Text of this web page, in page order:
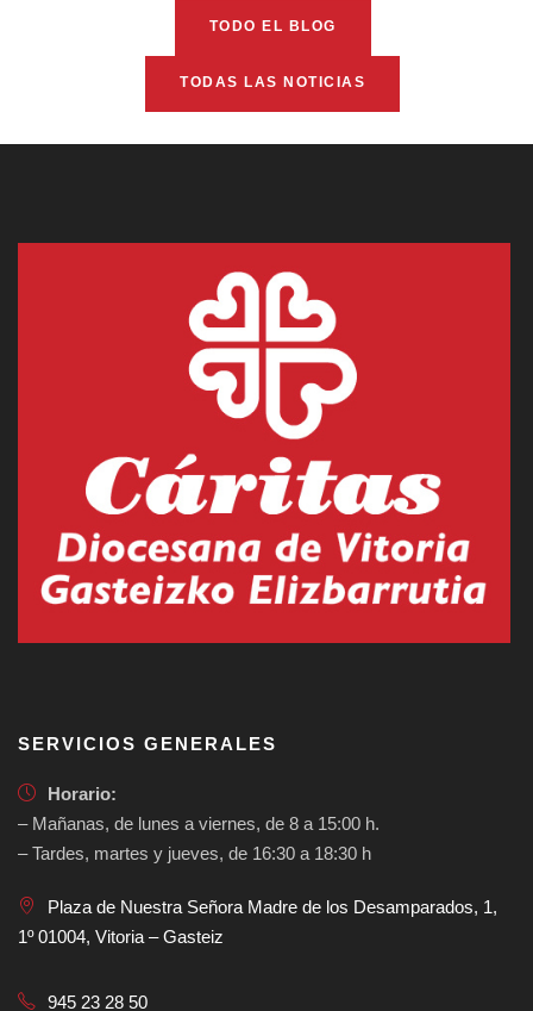
TODO EL BLOG
TODAS LAS NOTICIAS
SERVICIOS GENERALES
Horario:
– Mañanas, de lunes a viernes, de 8 a 15:00 h.
– Tardes, martes y jueves, de 16:30 a 18:30 h
Plaza de Nuestra Señora Madre de los Desamparados, 1,
1º 01004, Vitoria – Gasteiz
945 23 28 50